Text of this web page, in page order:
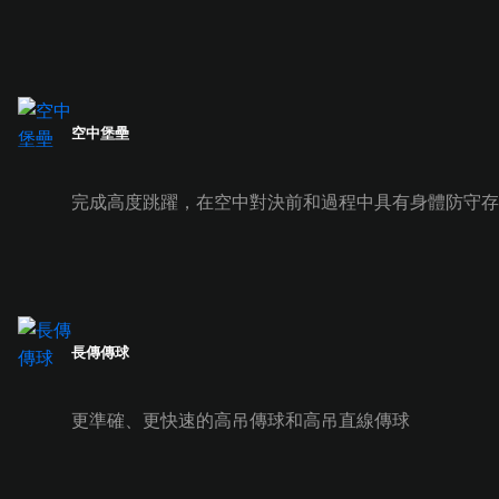
空中堡壘
完成高度跳躍，在空中對決前和過程中具有身體防守
長傳傳球
更準確、更快速的高吊傳球和高吊直線傳球